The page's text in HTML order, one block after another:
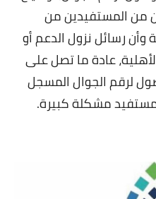
من المستفيدين من
رسائل نزول الدعم أو
عادة ما تصل على
لرقم الجوال المسجل
مشكلة كبيرة.